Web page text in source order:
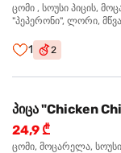
ცომი , სოუსი პიცის,
"პეპერონი", ლორი,
1 2
პიცა "Chicken
24,9 ₾
ცომი, მოცარელა,